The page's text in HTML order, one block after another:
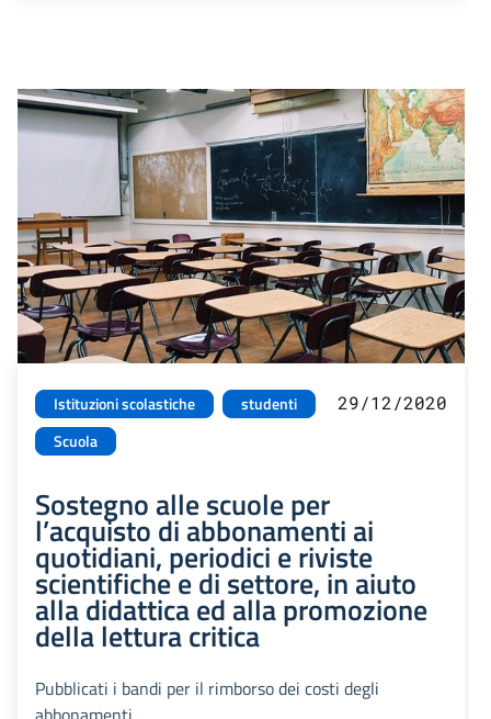
Istituzioni scolastiche
studenti
Scuola
29/12/2020
Sostegno alle scuole per
l’acquisto di abbonamenti ai
quotidiani, periodici e riviste
scientifiche e di settore, in aiuto
alla didattica ed alla promozione
della lettura critica
Pubblicati i bandi per il rimborso dei costi degli